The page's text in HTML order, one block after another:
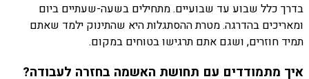
בדרך כלל שבוע עד שבועיים. מתחילים בשעה-שעתיים ביום
ומאריכים בהדרגה. מטרת ההסתגלות היא שהתינוק ילמד שאתם
תמיד חוזרים, ושגם אתם תרגישו בטוחים במקום.
איך מתמודדים עם תחושת האשמה בחזרה לעבודה?